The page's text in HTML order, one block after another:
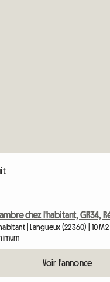
| Langueux (22360) | 10 M2
Voir l'annonce